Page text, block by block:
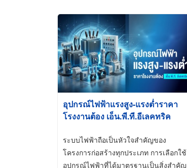
อุปกรณ์ไฟฟ้าแรงสูง-แรงต่ำราคา
โรงงานต้อง เอ็น.พี.ที.อีเลคทริค
ระบบไฟฟ้าถือเป็นหัวใจสำคัญของ
โครงการก่อสร้างทุกประเภท การเลือกใช้
อุปกรณ์ไฟฟ้าที่ได้มาตรฐานเป็นสิ่งสำคัญ